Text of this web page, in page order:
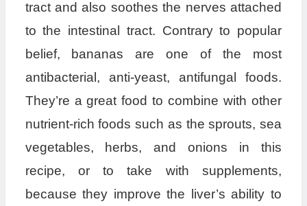
tract and also soothes the nerves attached
to the intestinal tract. Contrary to popular
belief, bananas are one of the most
antibacterial, anti-yeast, antifungal foods.
They’re a great food to combine with other
nutrient-rich foods such as the sprouts, sea
vegetables, herbs, and onions in this
recipe, or to take with supplements,
because they improve the liver’s ability to